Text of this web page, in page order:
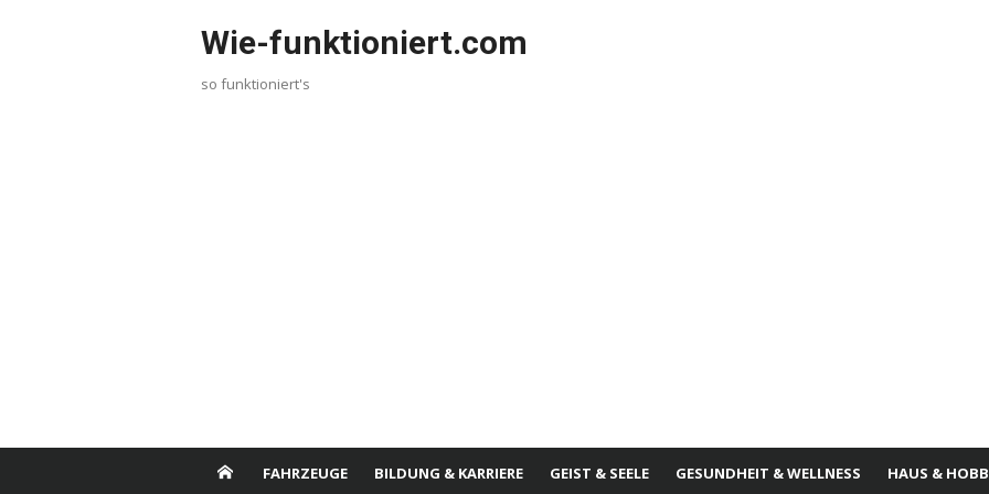
Wie-funktioniert.com
so funktioniert's
FAHRZEUGE BILDUNG & KARRIERE GEIST & SEELE GESUNDHEIT & WELLNESS HAUS &